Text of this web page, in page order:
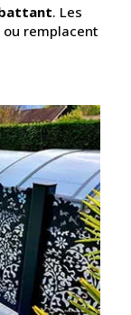
. Les
remplacent